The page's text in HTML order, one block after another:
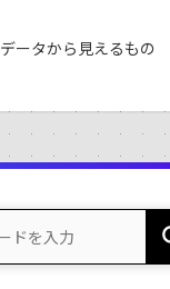
データから見えるもの